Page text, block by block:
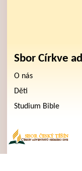
Sbor Církve
O nás
Děti
Studium Bible